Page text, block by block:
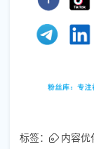
标签： 内容优